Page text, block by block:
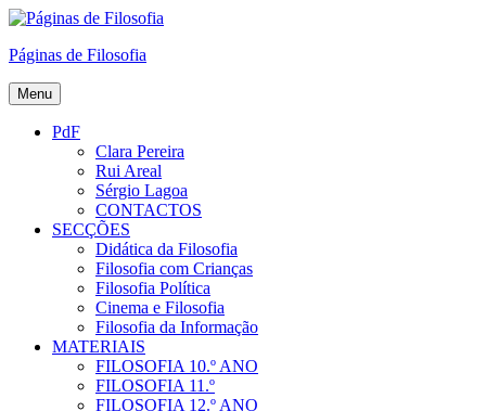
Skip
content
Páginas de Filosofia
Menu
PdF
Clara Pereira
Rui Areal
Sérgio Lagoa
CONTACTOS
SECÇÕES
Didática da Filosofia
Filosofia com Crianças
Filosofia Política
Cinema e Filosofia
Filosofia da Informação
MATERIAIS
FILOSOFIA 10.º ANO
FILOSOFIA 11.º
FILOSOFIA 12.º ANO